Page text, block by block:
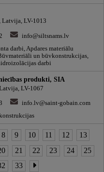
Latvija, LV-1013
info@siltsnams.lv
darbi, Apdares materiālu
un būvkonstrukcijas,
darbi
produkti, SIA
LV-1067
info.lv@saint-gobain.com
8 9 10 11 12
13
21 22 23 24
25
33